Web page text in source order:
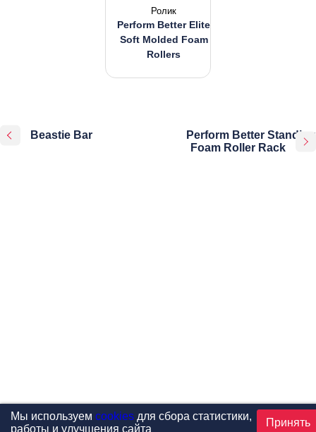
Ролик
Perform Better Elite
Soft Molded Foam
Rollers
Beastie Bar
Perform Better Standing
Foam Roller Rack
Мы используем cookiesдля сбора статистики,
работы и улучшения сайта
Принять